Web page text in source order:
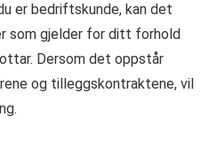
er bedriftskunde, kan det
som gjelder for ditt forhold
Dersom det oppstår
og tilleggskontraktene, vil